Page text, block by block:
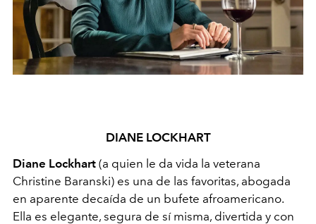
DIANE LOCKHART
Diane Lockhart (a quien le da vida la veterana
Christine Baranski) es una de las favoritas, abogada
en aparente decaída de un bufete afroamericano.
Ella es elegante, segura de sí misma, divertida y con